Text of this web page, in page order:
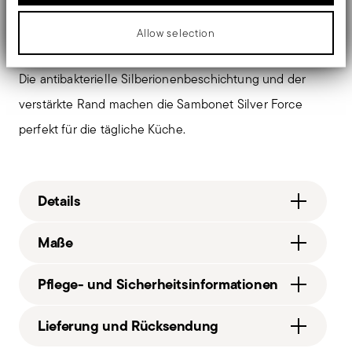
Allow selection
Schutz, Widerstandsfähigkeit und mühelose Leistung
Die antibakterielle Silberionenbeschichtung und der
verstärkte Rand machen die Sambonet Silver Force
perfekt für die tägliche Küche.
Details
beige_grey
2023
Maße
Pflege- und Sicherheitsinformationen
Lieferung und Rücksendung